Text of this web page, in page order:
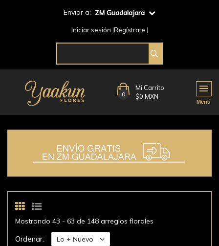
Enviar a: ZM Guadalajara
Iniciar sesión Regístrate
0
Mi Carrito
$0 MXN
Mostrando 43 - 63 de 148 arreglos florales
Ordenar: